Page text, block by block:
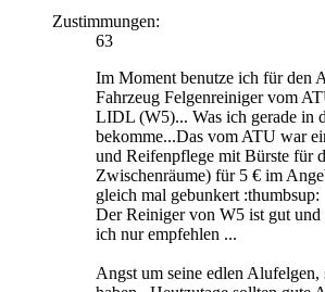
Zustimmungen:
63
Im Moment benutze ich für den
Fahrzeug Felgenreiniger vom
LIDL (W5)... Was ich gerade in
bekomme...Das vom ATU war
und Reifenpflege mit Bürste für
Zwischenräume) für 5 € im
gleich mal gebunkert :thumbsup:
Der Reiniger von W5 ist gut und
ich nur empfehlen ...
Angst um seine edlen Alufelgen,